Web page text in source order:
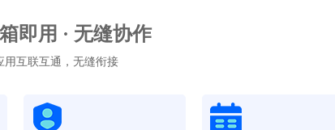
即用 · 无缝协作
用互联互通，无缝衔接